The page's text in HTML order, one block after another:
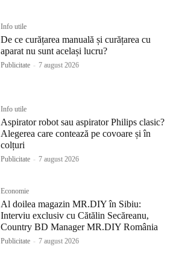
Info utile
De ce curățarea manuală și curățarea cu
aparat nu sunt același lucru?
Publicitate - 7 august 2026
Info utile
Aspirator robot sau aspirator Philips clasic?
Alegerea care contează pe covoare și în
colțuri
Publicitate - 7 august 2026
Economie
Al doilea magazin MR.DIY în Sibiu:
Interviu exclusiv cu Cătălin Secăreanu,
Country BD Manager MR.DIY România
Publicitate - 7 august 2026